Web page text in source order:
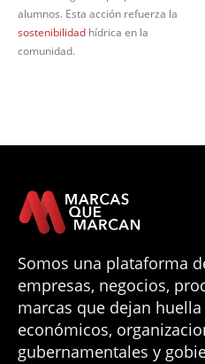
alumnos. Esta acción refuerza la
sostenibilidad hídrica en la
comunidad.
Somos una plataforma
empresas, negocios,
marcas que dejan
económicos,
gubernamentales y